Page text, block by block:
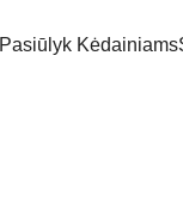
Pasiūlyk Kėdainiams